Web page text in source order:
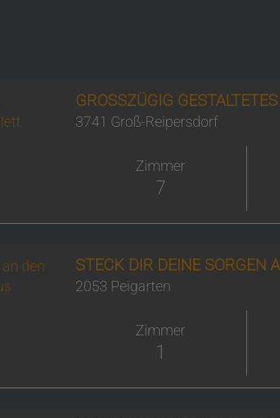
GROSSZÜGIG
3741 Groß-Reipersdorf
Zimmer
7
STECK DIR DEINE SORGEN
2053 Peigarten
Zimmer
1